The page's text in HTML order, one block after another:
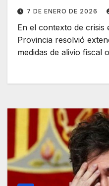
7 DE ENERO DE 2026
En el contexto de crisis
Provincia resolvió
medidas de alivio fiscal